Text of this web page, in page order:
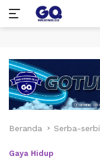
konten
Beranda Serba-serbi
Gaya Hidup